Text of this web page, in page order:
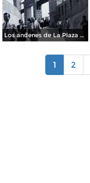
Los andenes de La Plaza de toros Ciudad de México 1950
1 2